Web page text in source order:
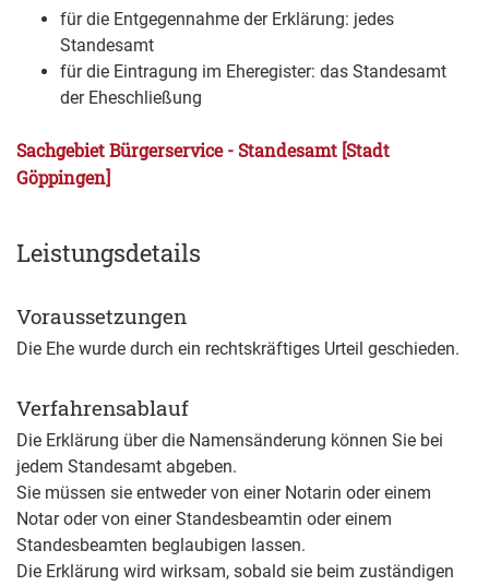
für die Entgegennahme der Erklärung: jedes
Standesamt
für die Eintragung im Eheregister: das Standesamt
der Eheschließung
Sachgebiet Bürgerservice - Standesamt [Stadt
Göppingen]
Leistungsdetails
Voraussetzungen
Die Ehe wurde durch ein rechtskräftiges Urteil geschieden.
Verfahrensablauf
Die Erklärung über die Namensänderung können Sie bei
jedem Standesamt abgeben.
Sie müssen sie entweder von einer Notarin oder einem
Notar oder von einer Standesbeamtin oder einem
Standesbeamten beglaubigen lassen.
Die Erklärung wird wirksam, sobald sie beim zuständigen